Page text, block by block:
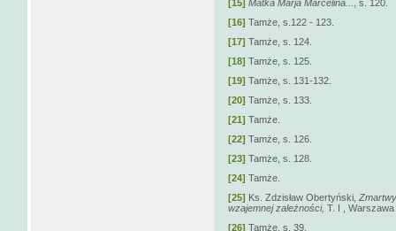
[15] Matka Marja Marcelina...
, s. 120.
[16] Tamże, s.122 - 123.
[17] Tamże, s. 124.
[18] Tamże, s. 125.
[19] Tamże, s. 131-132.
[20] Tamże, s. 133.
[21] Tamże.
[22] Tamże, s. 126.
[23] Tamże, s. 128.
[24] Tamże.
[25] Ks. Zdzisław Obertyński,
wzajemnej zależności, T. I ,
[26] Tamże, s. 39.